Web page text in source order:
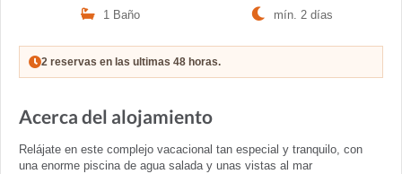
1 Baño mín. 2 días
2 reservas en las ultimas 48 horas.
Acerca del alojamiento
Relájate en este complejo vacacional tan especial y tranquilo, con
una enorme piscina de agua salada y unas vistas al mar